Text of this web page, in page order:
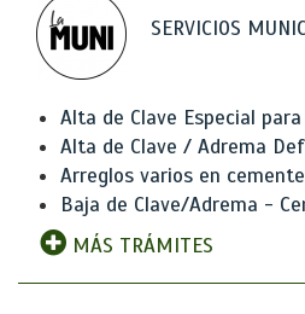
SERVICIOS
Alta de Clave Especial
Alta de Clave / Adrema
Arreglos varios en
Baja de Clave/Adrema -
MÁS TRÁMITES